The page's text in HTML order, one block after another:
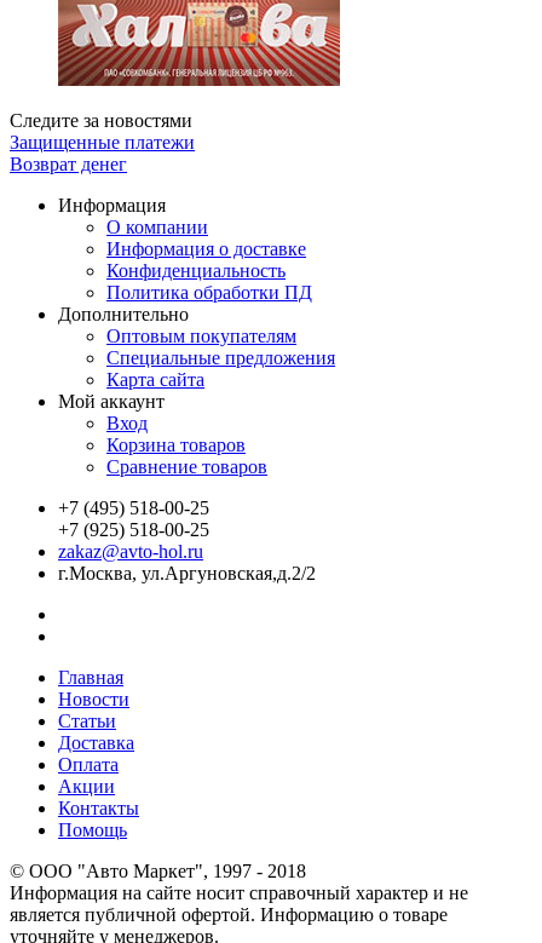
Следите за новостями
Защищенные платежи
Возврат денег
Информация
О компании
Информация о доставке
Конфиденциальность
Политика обработки ПД
Дополнительно
Оптовым покупателям
Специальные предложения
Карта сайта
Мой аккаунт
Вход
Корзина товаров
Сравнение товаров
+7 (495) 518-00-25
+7 (925) 518-00-25
zakaz@avto-hol.ru
г.Москва, ул.Аргуновская,д.2/2
Главная
Новости
Статьи
Доставка
Оплата
Акции
Контакты
Помощь
© OOO "Авто Маркет", 1997 - 2018
Информация на сайте носит справочный характер и не
является публичной офертой. Информацию о товаре
уточняйте у менеджеров.